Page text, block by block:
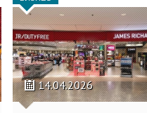
14.04.2026